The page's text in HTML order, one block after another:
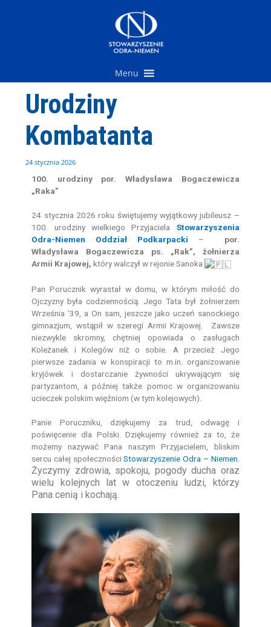
Menu
Urodziny
Kombatanta
24 stycznia 2026
100. urodziny por. Władysława Bogaczewicza
„Raka”
24 stycznia 2026 roku świętujemy wyjątkowy jubileusz –
100. urodziny wielkiego Przyjaciela Stowarzyszenia
Odra-Niemen Oddział Podkarpacki
–
por.
Władysława Bogaczewicza ps. „Rak”, żołnierza
Armii Krajowej, który walczył w rejonie Sanoka
Pan Porucznik wyrastał w domu, w którym miłość do
Ojczyzny była codziennością. Jego Tata był żołnierzem
Września ’39, a On sam, jeszcze jako uczeń sanockiego
gimnazjum, wstąpił w szeregi Armii Krajowej. Zawsze
niezwykle skromny, chętniej opowiada o zasługach
Koleżanek i Kolegów niż o sobie. A przecież Jego
pierwsze zadania w konspiracji to m.in. organizowanie
kryjówek i dostarczanie żywności ukrywającym się
partyzantom, a później także pomoc w organizowaniu
ucieczek polskim więźniom (w tym kolejowych).
Panie Poruczniku, dziękujemy za trud, odwagę i
poświęcenie dla Polski. Dziękujemy również za to, że
możemy nazywać Pana naszym Przyjacielem, bliskim
sercu całej społecznościStowarzyszenie Odra – Niemen
Życzymy zdrowia, spokoju, pogody ducha oraz
wielu kolejnych lat w otoczeniu ludzi, którzy
Pana cenią i kochają.